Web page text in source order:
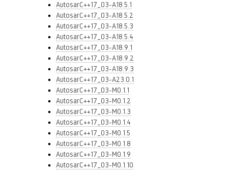
AutosarC++17_03-A18.5.1
AutosarC++17_03-A18.5.2
AutosarC++17_03-A18.5.3
AutosarC++17_03-A18.5.4
AutosarC++17_03-A18.9.1
AutosarC++17_03-A18.9.2
AutosarC++17_03-A18.9.3
AutosarC++17_03-A23.0.1
AutosarC++17_03-M0.1.1
AutosarC++17_03-M0.1.2
AutosarC++17_03-M0.1.3
AutosarC++17_03-M0.1.4
AutosarC++17_03-M0.1.5
AutosarC++17_03-M0.1.8
AutosarC++17_03-M0.1.9
AutosarC++17_03-M0.1.10